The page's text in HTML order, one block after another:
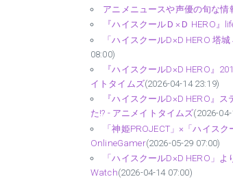
アニメニュースや声優の旬な
『ハイスクールＤ×Ｄ HERO
「ハイスクールD×D HERO 塔
08:00)
『ハイスクールD×D HERO』
イトタイムズ(2026-04-14 23:19)
『ハイスクールD×D HERO』
た!? - アニメイトタイムズ(2026-
「神姫PROJECT」×「ハイス
OnlineGamer(2026-05-29 07:00)
「ハイスクールD×D HERO」
Watch(2026-04-14 07:00)